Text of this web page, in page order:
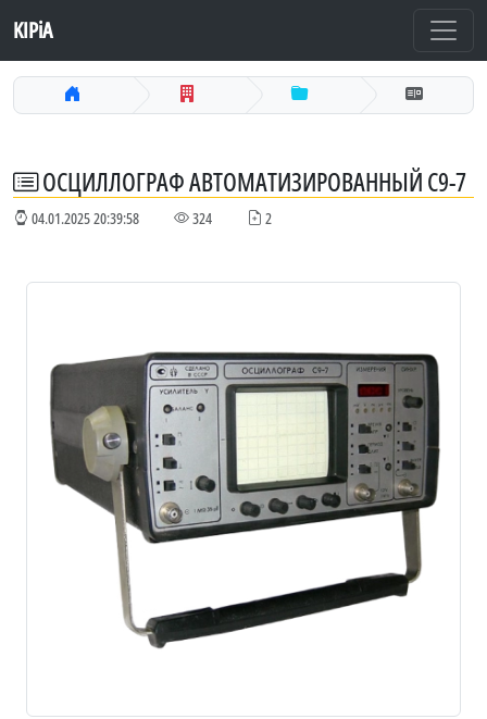
KIPiA
ОСЦИЛЛОГРАФ АВТОМАТИЗИРОВАННЫЙ С9-7
04.01.2025 20:39:58 324 2